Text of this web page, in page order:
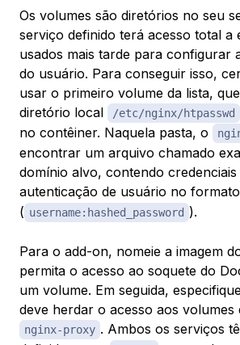
Os volumes são diretórios no seu
serviço definido terá acesso total a
usados mais tarde para configurar
do usuário. Para conseguir isso,
usar o primeiro volume da lista,
diretório local
/etc/nginx/htpasswd
no contêiner. Naquela pasta, o
encontrar um arquivo chamado
domínio alvo, contendo
autenticação de usuário no formato
( username:hashed_password ).
Para o add-on, nomeie a imagem
permita o acesso ao soquete do
um volume. Em seguida,
deve herdar o acesso aos volumes
nginx-proxy . Ambos os serviços